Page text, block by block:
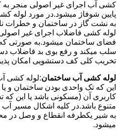
کشی آب اجرای غیر اصولی منجر به
پایین شوفاژ میشود.در مورد لوله
به نشت گاز در ساختمان و خطرات
لوله کشی فاضلاب اجرای غیر اصولی
فضای ساختمان میشود.به صورتی
سلب میکند و رفع بوی بد فاضلاب
تخریب کلی کف دستشویی امکان
لوله کشی آب ساختمان:لوله کشی
این که تک واحدی بودن ساختمان و
کاربری آن (مسکونی باشد یا این
متنوع باشد.در کلیه اشکال مسیر آب
به شیر یکطرفه انقطاع و وصل در
میشود.